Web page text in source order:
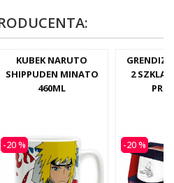
KUBEK NARUTO
SHIPPUDEN MINATO
460ML
-20 %
2
-20 %